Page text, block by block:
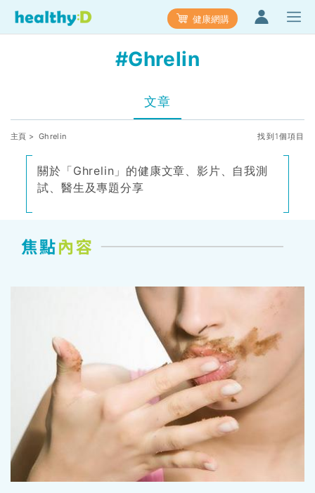
健康網購
#Ghrelin
文章
主頁 > Ghrelin 找到1個項目
關於「Ghrelin」的健康文章、影片、自我測
試、醫生及專題分享